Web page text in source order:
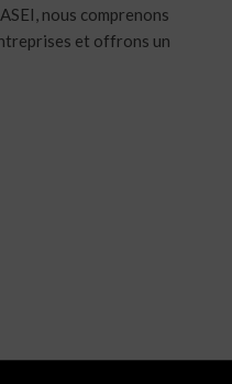
nous comprenons
et offrons un